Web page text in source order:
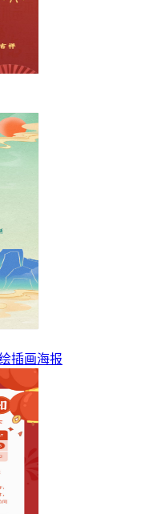
插画海报